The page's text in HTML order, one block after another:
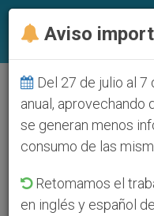
ETIQUETA
Posts
Aviso
Del 27 de julio al
anual, aprovechando
se generan menos
consumo de las
Retomamos el
en inglés y español